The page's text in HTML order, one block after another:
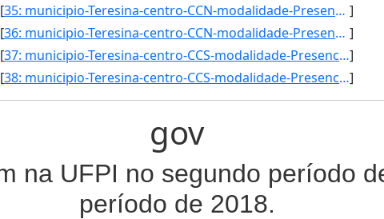
[
35: municipio-Teresina-centro-CCN-modalidade-Presencial-convenio--selecao-SISU_COTA-cota-AA-2-sexo-F-uf-] ]
[
36: municipio-Teresina-centro-CCN-modalidade-Presencial-convenio--selecao-SISU_COTA-cota-AA-2-sexo-M-uf-] ]
[
37: municipio-Teresina-centro-CCS-modalidade-Presencial-convenio--selecao-SISU_COTA-cota-AA-2-sexo-M-uf-]]
[
38: municipio-Teresina-centro-CCS-modalidade-Presencial-convenio--selecao-SISU_COTA-cota-AA-4-sexo-F-uf-]]
gov
na UFPI no segundo período
período de 2018.